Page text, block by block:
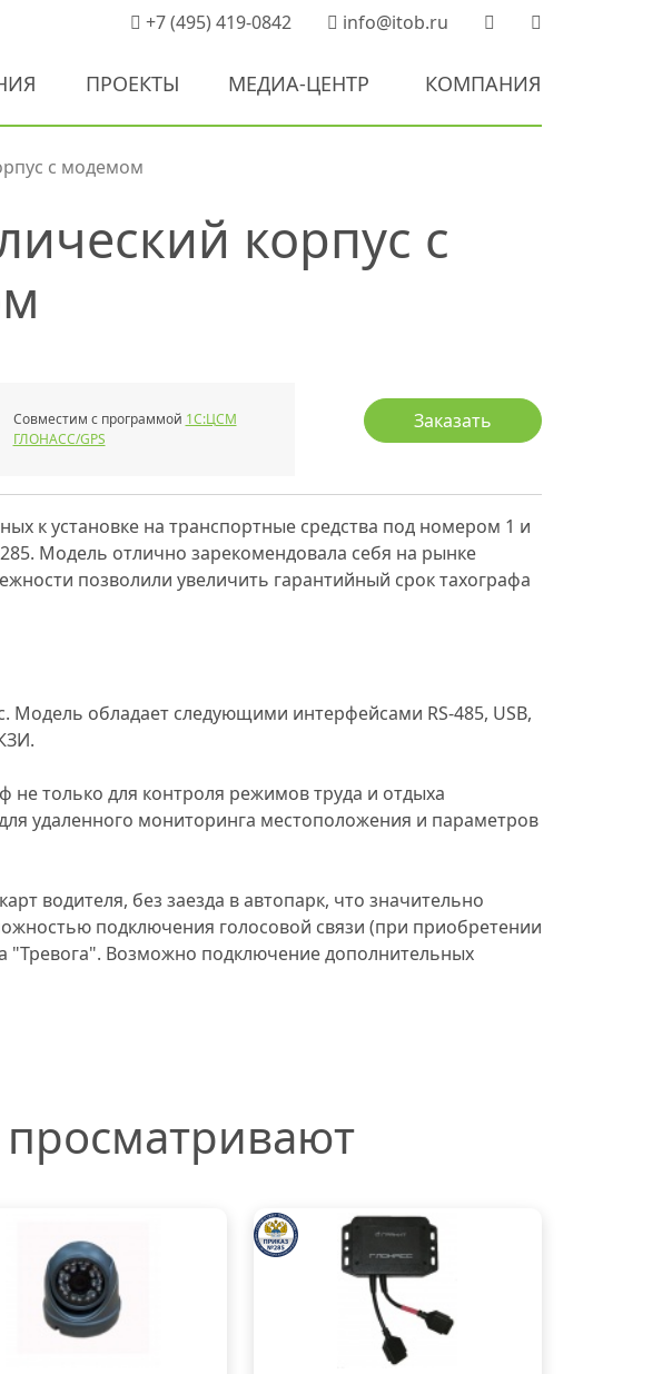
+7 (495) 419-0842 info@itob.ru
ПРОЕКТЫ МЕДИА-ЦЕНТР КОМПАНИЯ
с модемом
корпус с
Совместим с программой 1С:ЦСМ
ГЛОНАСС/GPS
Заказать
к установке на транспортные средства под номером 1 и
Модель отлично зарекомендовала себя на рынке
позволили увеличить гарантийный срок тахографа
Модель обладает следующими интерфейсами RS-485, USB,
только для контроля режимов труда и отдыха
удаленного мониторинга местоположения и параметров
водителя, без заезда в автопарк, что значительно
подключения голосовой связи (при приобретении
"Тревога". Возможно подключение дополнительных